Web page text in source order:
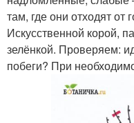
там, где они отходят
Искусственной корой,
зелёнкой. Проверяем:
побеги? При